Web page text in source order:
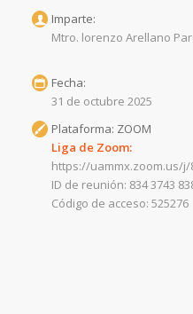
Imparte:
Mtro. lorenzo Arellano
Fecha:
31 de octubre 2025
Plataforma: ZOOM
Liga de Zoom:
https://uammx.zoom.us/j/
ID de reunión: 834 3743
Código de acceso: 525276